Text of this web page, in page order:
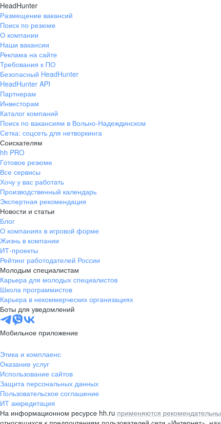
HeadHunter
Размещение вакансий
Поиск по резюме
О компании
Наши вакансии
Реклама на сайте
Требования к ПО
Безопасный HeadHunter
HeadHunter API
Партнерам
Инвесторам
Каталог компаний
Поиск по вакансиям в Вольно-Надеждинском
Сетка: соцсеть для нетворкинга
Соискателям
hh PRO
Готовое резюме
Все сервисы
Хочу у вас работать
Производственный календарь
Экспертная рекомендация
Новости и статьи
Блог
О компаниях в игровой форме
Жизнь в компании
ИТ-проекты
Рейтинг работодателей России
Молодым специалистам
Карьера для молодых специалистов
Школа программистов
Карьера в некоммерческих организациях
Боты для уведомлений
Мобильное приложение
Этика и комплаенс
Оказание услуг
Использование сайтов
Защита персональных данных
Пользовательское соглашение
ИТ аккредитация
На информационном ресурсе hh.ru применяются